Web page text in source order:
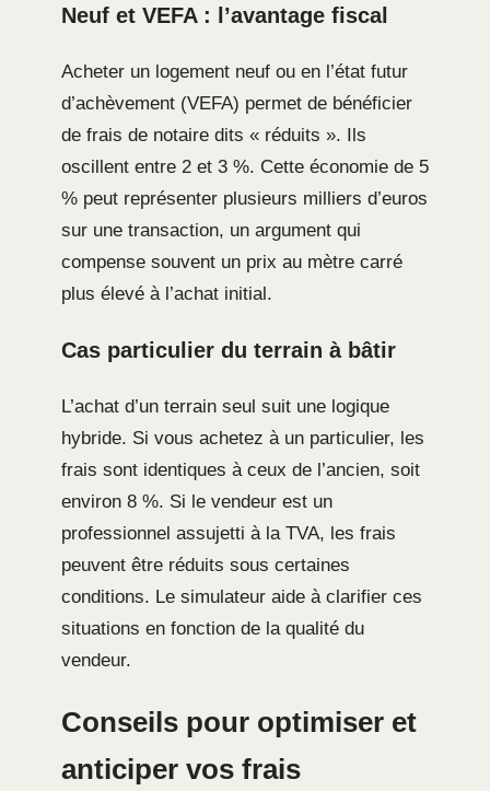
Neuf et VEFA : l’avantage fiscal
Acheter un logement neuf ou en l’état futur
d’achèvement (VEFA) permet de bénéficier
de frais de notaire dits « réduits ». Ils
oscillent entre 2 et 3 %. Cette économie de 5
% peut représenter plusieurs milliers d’euros
sur une transaction, un argument qui
compense souvent un prix au mètre carré
plus élevé à l’achat initial.
Cas particulier du terrain à bâtir
L’achat d’un terrain seul suit une logique
hybride. Si vous achetez à un particulier, les
frais sont identiques à ceux de l’ancien, soit
environ 8 %. Si le vendeur est un
professionnel assujetti à la TVA, les frais
peuvent être réduits sous certaines
conditions. Le simulateur aide à clarifier ces
situations en fonction de la qualité du
vendeur.
Conseils pour optimiser et
anticiper vos frais